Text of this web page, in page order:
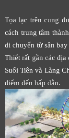
Tọa lạc trên cung
cách trung tâm
di chuyển từ sân
Thiết rất gần các
Suối Tiên và Làng
điểm đến hấp dẫn.